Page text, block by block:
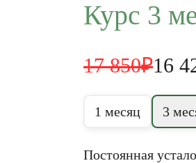
Курс 3
17 850₽16
1 месяц 3
Постоянная